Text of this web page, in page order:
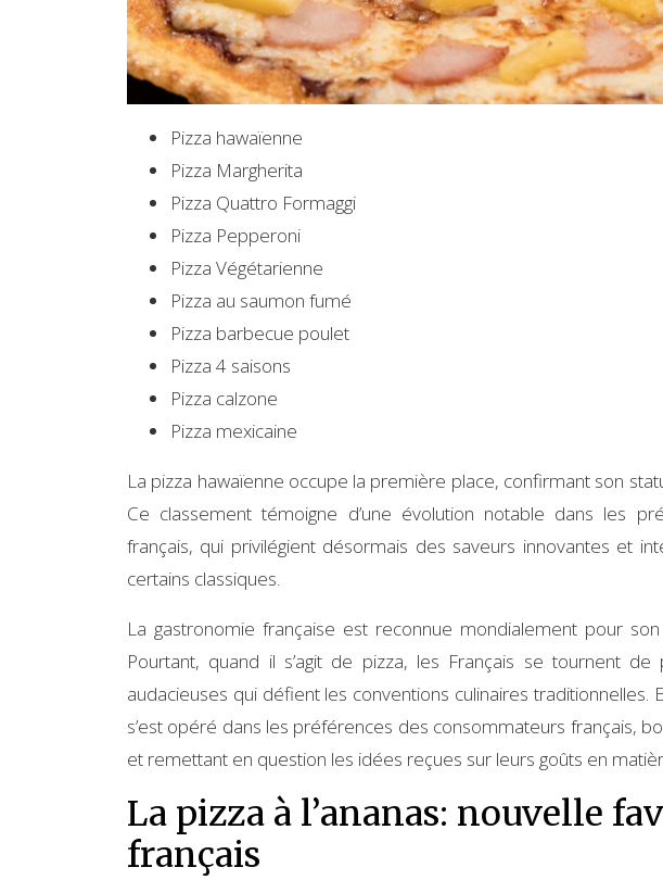
Pizza hawaïenne
Pizza Margherita
Pizza Quattro Formaggi
Pizza Pepperoni
Pizza Végétarienne
Pizza au saumon fumé
Pizza barbecue poulet
Pizza 4 saisons
Pizza calzone
Pizza mexicaine
La pizza hawaïenne occupe la première place, confirmant son
Ce classement témoigne d’une évolution notable dans les
français, qui privilégient désormais des saveurs innovantes et
certains classiques.
La gastronomie française est reconnue mondialement pour
Pourtant, quand il s’agit de pizza, les Français se tournent
audacieuses qui défient les conventions culinaires traditionnelles.
s’est opéré dans les préférences des consommateurs français,
et remettant en question les idées reçues sur leurs goûts en
La pizza à l’ananas: nouvelle
français